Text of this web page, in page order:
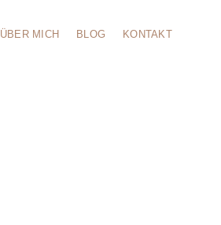
ÜBER MICH BLOG KONTAKT